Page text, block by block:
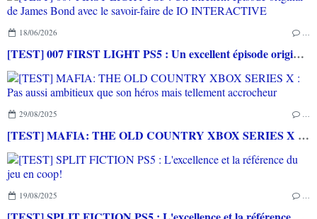
18/06/2026 …
[TEST] 007 FIRST LIGHT PS5 : Un excellent épisode original de James Bond avec le savoir-faire de IO INTERACTIVE
29/08/2025 …
[TEST] MAFIA: THE OLD COUNTRY XBOX SERIES X : Pas aussi ambitieux que son héros mais tellement accrocheur
19/08/2025 …